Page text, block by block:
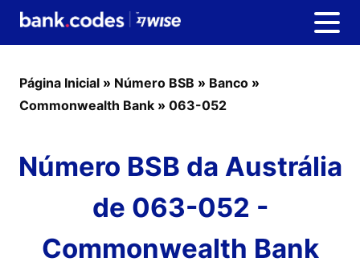
Página Inicial » Número BSB » Banco »
Commonwealth Bank » 063-052
Número BSB da Austrália
de 063-052 -
Commonwealth Bank